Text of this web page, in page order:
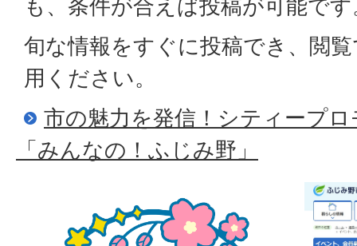
も、条件が合えば投稿が可能です
旬な情報をすぐに投稿でき、閲
用ください。
市の魅力を発信！シティープ
「みんなの！ふじみ野」